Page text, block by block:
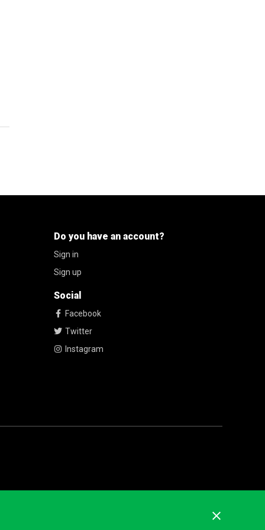
Do you have an account?
Sign in
Sign up
Social
Facebook
Twitter
Instagram